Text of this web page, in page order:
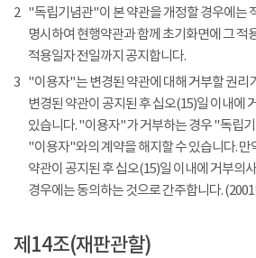
2 "독립기념관"이 본 약관을 개정할 경우에는
명시하여 현행약관과 함께 초기화면에 그 적
적용일자 전일까지 공지합니다.
3 "이용자"는 변경된 약관에 대해 거부할 권리
변경된 약관이 공지된 후 십오(15)일 이내에
있습니다. "이용자"가 거부하는 경우 "독립
"이용자"와의 계약을 해지할 수 있습니다.
약관이 공지된 후 십오(15)일 이내에 거부의
경우에는 동의하는 것으로 간주합니다.
제14조(재판관할)